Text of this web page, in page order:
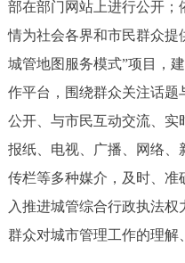
部在部门网站上进行公开
情为社会各界和市民群众提
城管地图服务模式”项目，
作平台，围绕群众关注话题
公开、与市民互动交流、实
报纸、电视、广播、网络、
传栏等多种媒介，及时、准
入推进城管综合行政执法
群众对城市管理工作的理解